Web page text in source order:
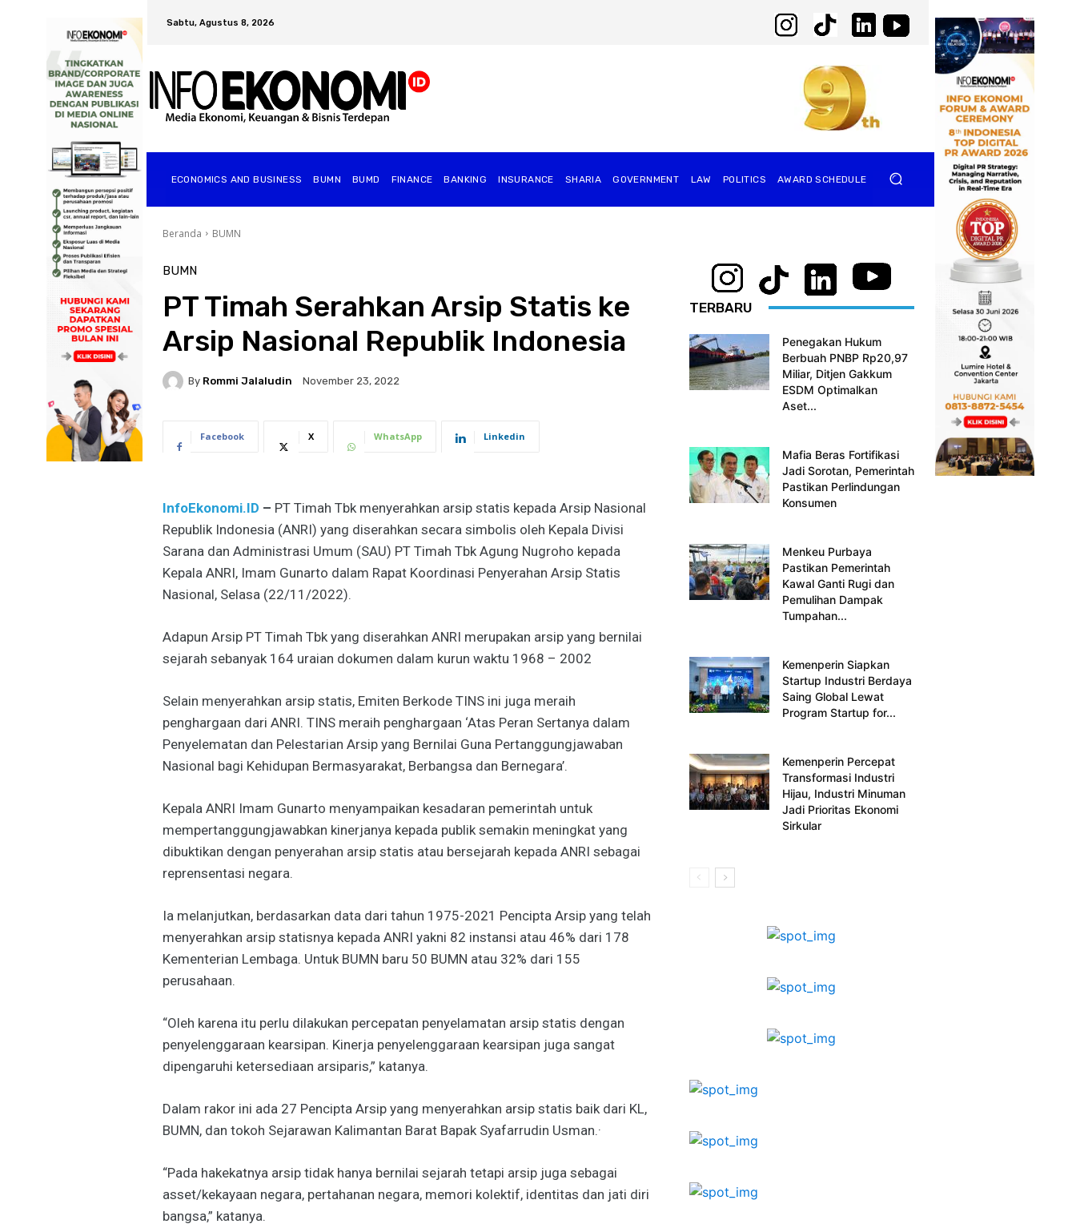
Sabtu, Agustus 8, 2026
ECONOMICS AND BUSINESS BUMN BUMD FINANCE BANKING INSURANCE SHARIA GOVERNMENT ⁠LAW POLITICS AWARD SCHEDULE
Beranda BUMN
BUMN
PT Timah Serahkan Arsip Statis ke
Arsip Nasional Republik Indonesia
By Rommi Jalaludin November 23, 2022
Facebook X WhatsApp Linkedin
InfoEkonomi.ID – PT Timah Tbk menyerahkan arsip statis kepada Arsip Nasional
Republik Indonesia (ANRI) yang diserahkan secara simbolis oleh Kepala Divisi
Sarana dan Administrasi Umum (SAU) PT Timah Tbk Agung Nugroho kepada
Kepala ANRI, Imam Gunarto dalam Rapat Koordinasi Penyerahan Arsip Statis
Nasional, Selasa (22/11/2022).
Adapun Arsip PT Timah Tbk yang diserahkan ANRI merupakan arsip yang bernilai
sejarah sebanyak 164 uraian dokumen dalam kurun waktu 1968 – 2002
Selain menyerahkan arsip statis, Emiten Berkode TINS ini juga meraih
penghargaan dari ANRI. TINS meraih penghargaan ‘Atas Peran Sertanya dalam
Penyelematan dan Pelestarian Arsip yang Bernilai Guna Pertanggungjawaban
Nasional bagi Kehidupan Bermasyarakat, Berbangsa dan Bernegara’.
Kepala ANRI Imam Gunarto menyampaikan kesadaran pemerintah untuk
mempertanggungjawabkan kinerjanya kepada publik semakin meningkat yang
dibuktikan dengan penyerahan arsip statis atau bersejarah kepada ANRI sebagai
reprensentasi negara.
Ia melanjutkan, berdasarkan data dari tahun 1975-2021 Pencipta Arsip yang telah
menyerahkan arsip statisnya kepada ANRI yakni 82 instansi atau 46% dari 178
Kementerian Lembaga. Untuk BUMN baru 50 BUMN atau 32% dari 155
perusahaan.
“Oleh karena itu perlu dilakukan percepatan penyelamatan arsip statis dengan
penyelenggaraan kearsipan. Kinerja penyelenggaraan kearsipan juga sangat
dipengaruhi ketersediaan arsiparis,” katanya.
Dalam rakor ini ada 27 Pencipta Arsip yang menyerahkan arsip statis baik dari KL,
BUMN, dan tokoh Sejarawan Kalimantan Barat Bapak Syafarrudin Usman.·
“Pada hakekatnya arsip tidak hanya bernilai sejarah tetapi arsip juga sebagai
asset/kekayaan negara, pertahanan negara, memori kolektif, identitas dan jati diri
bangsa,” katanya.
TERBARU
Penegakan Hukum
Berbuah PNBP Rp20,97
Miliar, Ditjen Gakkum
ESDM Optimalkan
Aset...
Mafia Beras Fortifikasi
Jadi Sorotan, Pemerintah
Pastikan Perlindungan
Konsumen
Menkeu Purbaya
Pastikan Pemerintah
Kawal Ganti Rugi dan
Pemulihan Dampak
Tumpahan...
Kemenperin Siapkan
Startup Industri Berdaya
Saing Global Lewat
Program Startup for...
Kemenperin Percepat
Transformasi Industri
Hijau, Industri Minuman
Jadi Prioritas Ekonomi
Sirkular